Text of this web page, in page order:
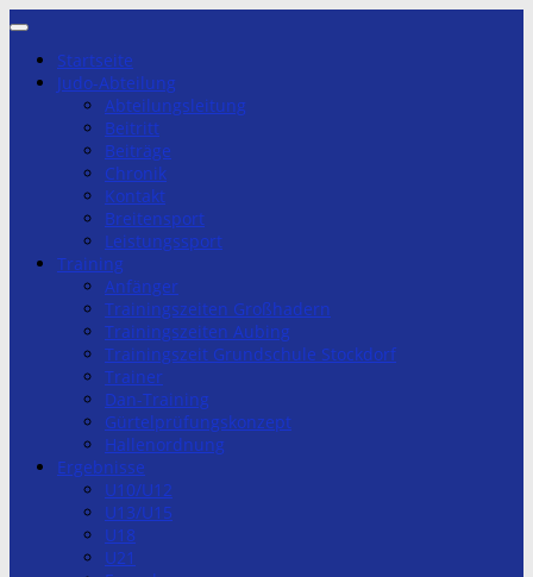
Zum
springenStartseite
Judo-Abteilung
Abteilungsleitung
Beitritt
Beiträge
Chronik
Kontakt
Breitensport
Leistungssport
Training
Anfänger
Trainingszeiten Großhadern
Trainingszeiten Aubing
Trainingszeit Grundschule Stockdorf
Trainer
Dan-Training
Gürtelprüfungskonzept
Hallenordnung
Ergebnisse
U10/U12
U13/U15
U18
U21